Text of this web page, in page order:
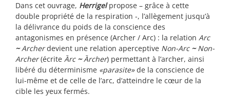
Dans cet ouvrage, Herrigelpropose – grâce à cette
double propriété de la respiration -, l’allègement jusqu’à
la délivrance du poids de la conscience des
antagonismes en présence (Archer / Arc) : la relation Arc
~Archerdevient une relation aperceptive Non-Arc ~Non-
Archer(écrite Ārc ~Ārcher) permettant à l’archer, ainsi
libéré du déterminisme «parasite»de la conscience de
lui-même et de celle de l’arc, d’atteindre le cœur de la
cible les yeux fermés.